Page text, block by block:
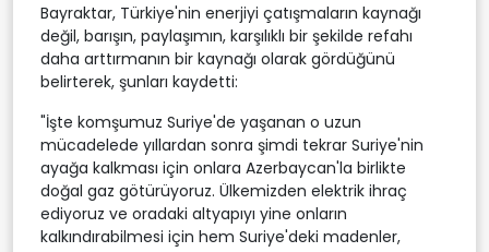
Bayraktar, Türkiye'nin enerjiyi çatışmaların kaynağı
değil, barışın, paylaşımın, karşılıklı bir şekilde refahı
daha arttırmanın bir kaynağı olarak gördüğünü
belirterek, şunları kaydetti:
"İşte komşumuz Suriye'de yaşanan o uzun
mücadelede yıllardan sonra şimdi tekrar Suriye'nin
ayağa kalkması için onlara Azerbaycan'la birlikte
doğal gaz götürüyoruz. Ülkemizden elektrik ihraç
ediyoruz ve oradaki altyapıyı yine onların
kalkındırabilmesi için hem Suriye'deki madenler,